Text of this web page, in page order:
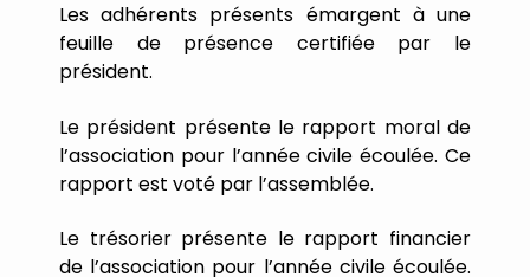
Les adhérents présents émargent à une
feuille
de présence certifiée par
le
président.
Le président présente le rapport moral de
l’association pour l’année civile écoulée. Ce
rapport est voté par l’assemblée.
Le trésorier présente le rapport financier
de l’association pour l’année civile écoulée.